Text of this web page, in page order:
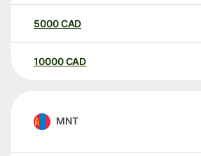
5000CAD
10000 CAD
MNT